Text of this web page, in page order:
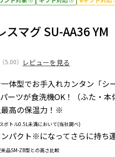
スマグ SU-AA36 YM
（5.00） レビューを見る
体型でお手入れカンタン「シ
ーツが食洗機OK！（ふた・本
高の保温力！ ※
トル0.5L未満において(当社調べ)
パクト※になってさらに持ち
品SM-ZB型との高さ比較